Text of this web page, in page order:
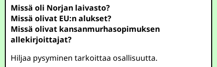
Missä oli Norjan laivasto?
Missä olivat EU:n alukset?
Missä olivat kansanmurhasopimuksen
allekirjoittajat?
Hiljaa pysyminen tarkoittaa osallisuutta.